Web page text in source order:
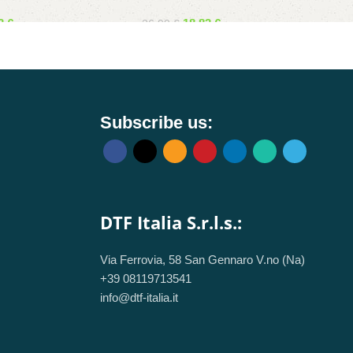
304
€
d.22o f acciaio 304
26,90 € 18,83 €
Subscribe us:
DTF Italia S.r.l.s.:
Via Ferrovia, 58 San Gennaro V.no (Na)
+39 08119713541
info@dtf-italia.it